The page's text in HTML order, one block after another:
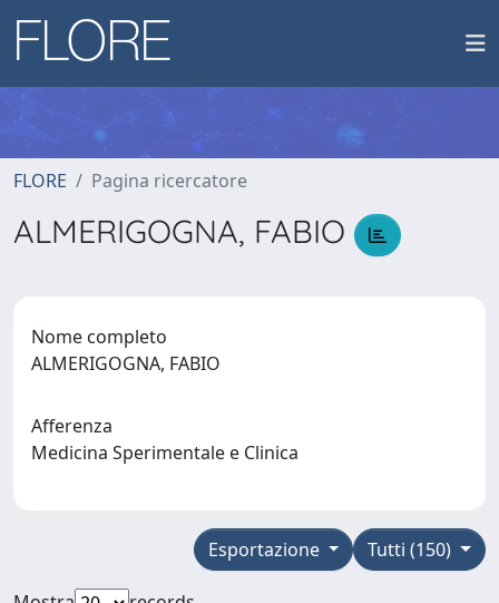
FLORE Pagina ricercatore
ALMERIGOGNA, FABIO
Nome completo
ALMERIGOGNA, FABIO
Afferenza
Medicina Sperimentale e Clinica
Tutti (150)
Esportazione